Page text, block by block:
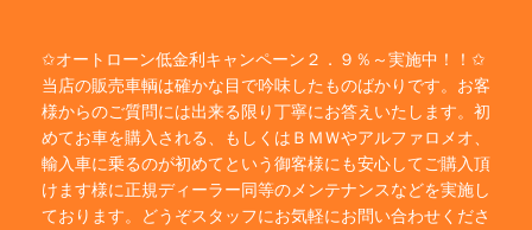
✩オートローン低金利キャンペーン２．９％～実施中！！✩
当店の販売車輌は確かな目で吟味したものばかりです。お客
様からのご質問には出来る限り丁寧にお答えいたします。初
めてお車を購入される、もしくはＢＭＷやアルファロメオ、
輸入車に乗るのが初めてという御客様にも安心してご購入頂
けます様に正規ディーラー同等のメンテナンスなどを実施し
ております。どうぞスタッフにお気軽にお問い合わせくださ